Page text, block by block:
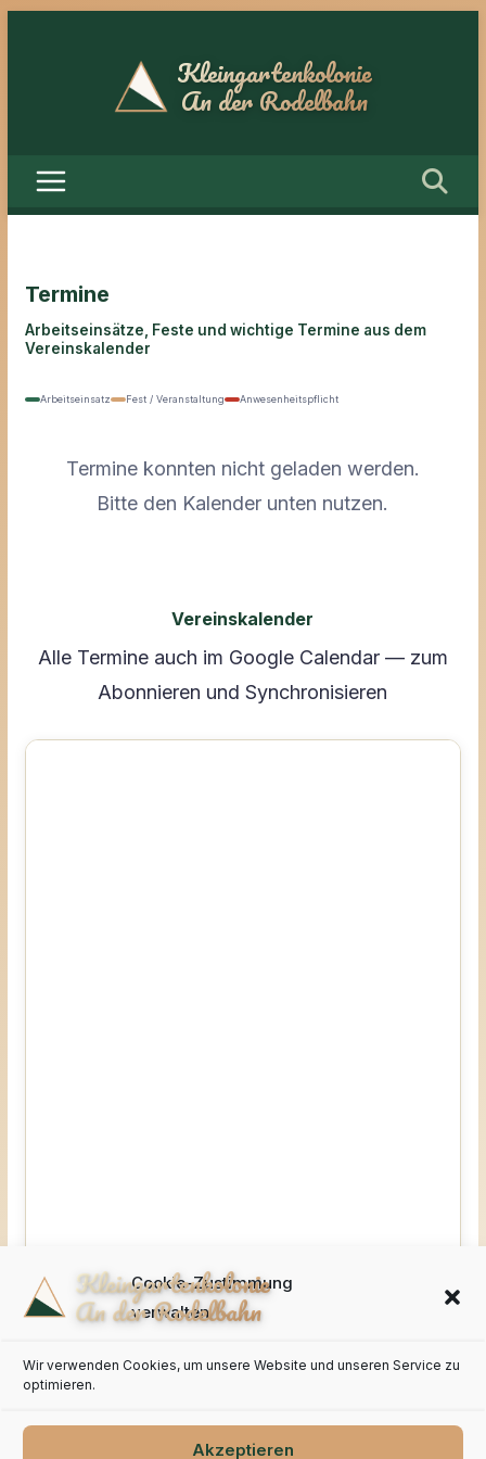
Cookie-Zustimmung
verwalten
Wir verwenden Cookies, um unsere Website und unseren Service zu
optimieren.
Akzeptieren
Termine
Arbeitseinsätze, Feste und wichtige Termine aus dem
Vereinskalender
Arbeitseinsatz Fest / Veranstaltung Anwesenheitspflicht
Termine konnten nicht geladen werden.
Bitte den Kalender unten nutzen.
Vereinskalender
Alle Termine auch im Google Calendar — zum
Abonnieren und Synchronisieren
Kalender abonnieren (iCal)